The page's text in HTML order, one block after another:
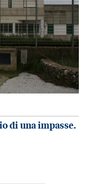
di una impasse.